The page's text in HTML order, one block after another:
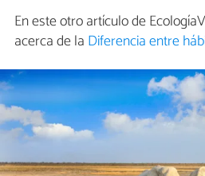
En este otro artículo de
acerca de la Diferencia entre